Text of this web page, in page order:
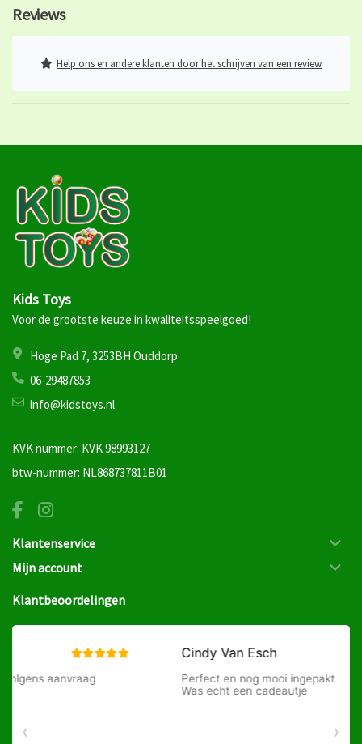
Reviews
Help ons en andere klanten door het schrijven van een review
Kids Toys
Voor de grootste keuze in kwaliteitsspeelgoed!
Hoge Pad 7, 3253BH Ouddorp
06-29487853
info@kidstoys.nl
KVK nummer: KVK 98993127
btw-nummer: NL868737811B01
Klantenservice
Mijn account
Klantbeoordelingen